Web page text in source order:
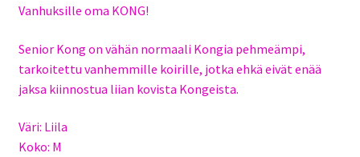
Vanhuksille oma KONG!
Senior Kong on vähän normaali Kongia pehmeämpi,
tarkoitettu vanhemmille koirille, jotka ehkä eivät enää
jaksa kiinnostua liian kovista Kongeista.
Väri: Liila
Koko: M